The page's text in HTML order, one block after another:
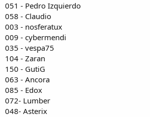
051 - Pedro Izquierdo
058 - Claudio
003 - nosferatux
009 - cybermendi
035 - vespa75
104 - Zaran
150 - GutiG
063 - Ancora
085 - Edox
072- Lumber
048- Asterix